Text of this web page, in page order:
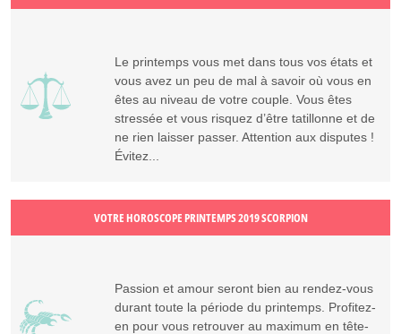
Le printemps vous met dans tous vos états et
vous avez un peu de mal à savoir où vous en
êtes au niveau de votre couple. Vous êtes
stressée et vous risquez d’être tatillonne et de
ne rien laisser passer. Attention aux disputes !
Évitez...
VOTRE HOROSCOPE PRINTEMPS 2019 SCORPION
Passion et amour seront bien au rendez-vous
durant toute la période du printemps. Profitez-
en pour vous retrouver au maximum en tête-